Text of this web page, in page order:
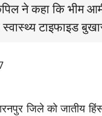
ने कहा कि भीम
टाइफाइड
जिले को जातीय